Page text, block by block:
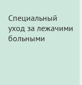
Специальный
уход за лежачими
больными